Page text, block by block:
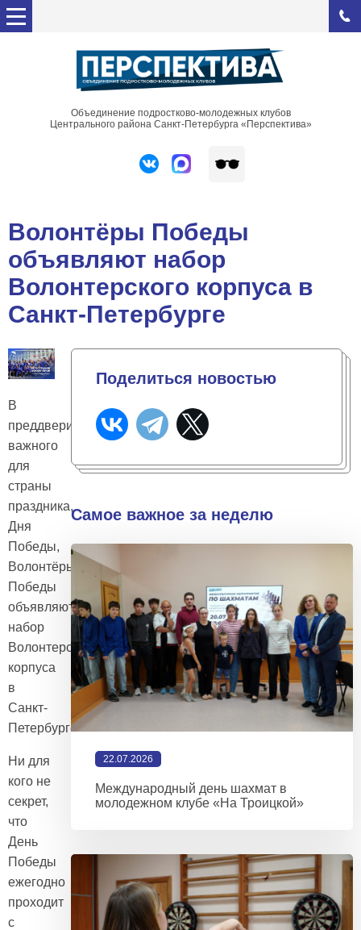
Объединение подростково-молодежных клубов
Центрального района Санкт-Петербурга «Перспектива»
Волонтёры Победы
объявляют набор
Волонтерского корпуса в
Санкт-Петербурге
В
преддверии
важного
для
страны
праздника,
Дня
Победы,
Волонтёры
Победы
объявляют
набор
Волонтерского
корпуса
в
Санкт-
Петербурге!
Ни для
кого не
секрет,
что
День
Победы
ежегодно
проходит
с
Поделиться новостью
Самое важное за неделю
22.07.2026
Международный день шахмат в
молодежном клубе «На Троицкой»